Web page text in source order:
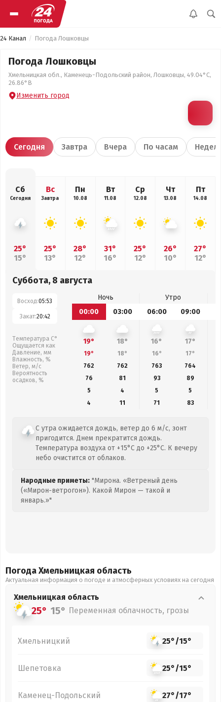
24 Канал Погода Лошковцы
Погода Лошковцы
Хмельницкая обл., Каменець-Подольский район, Лошковцы, 49.04°С,
26.86°В
Изменить город
Сегодня Завтра Вчера По часам
Сб
Сегодня
25°
15°
Вс
Завтра
25°
13°
Пн
10.08
28°
12°
Вт
11.08
31°
16°
Ср
12.08
25°
12°
Чт
13.08
26°
10°
Пт
14.08
27°
12°
Суббота, 8 августа
Восход:05:53
Закат:20:42
Температура С°
Ощущается как
Давление, мм
Влажность, %
Ветер, м/с
Вероятность
осадков, %
Ночь
Утро
00:00
03:00 06:00 09:00
19° 18° 16° 17°
19° 18° 16° 17°
762
762 763 764
76
81 93 89
5
4 5
5
4
11 71 83
С утра ожидается дождь, ветер до 6 м/с, зонт
пригодится. Днем прекратится дождь.
Температура воздуха от +15°C до +25°C. К вечеру
небо очистится от облаков.
Народные приметы: "Мирона. «Ветреный день
(«Мирон-ветрогон»). Какой Мирон — такой и
январь.»"
Погода Хмельницкая область
Актуальная информация о погоде и атмосферных условиях на сегодня
Хмельницкая область
25° 15° Переменная облачность, грозы
Хмельницкий 25°/15°
Шепетовка 25°/15°
Каменец-Подольский 27°/17°